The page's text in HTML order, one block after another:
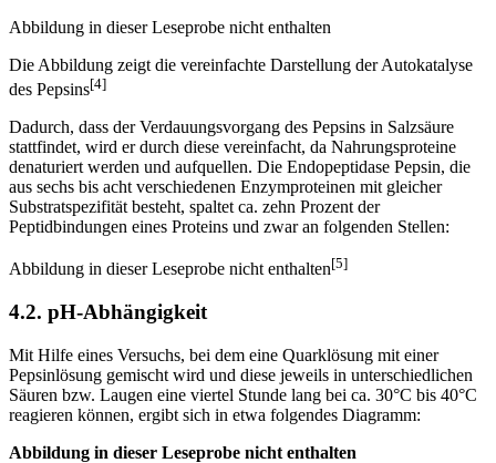
Abbildung in dieser Leseprobe nicht enthalten
Die Abbildung zeigt die vereinfachte Darstellung der Autokatalyse
des Pepsins[4]
Dadurch, dass der Verdauungsvorgang des Pepsins in Salzsäure
stattfindet, wird er durch diese vereinfacht, da Nahrungsproteine
denaturiert werden und aufquellen. Die Endopeptidase Pepsin, die
aus sechs bis acht verschiedenen Enzymproteinen mit gleicher
Substratspezifität besteht, spaltet ca. zehn Prozent der
Peptidbindungen eines Proteins und zwar an folgenden Stellen:
Abbildung in dieser Leseprobe nicht enthalten[5]
4.2. pH-Abhängigkeit
Mit Hilfe eines Versuchs, bei dem eine Quarklösung mit einer
Pepsinlösung gemischt wird und diese jeweils in unterschiedlichen
Säuren bzw. Laugen eine viertel Stunde lang bei ca. 30°C bis 40°C
reagieren können, ergibt sich in etwa folgendes Diagramm:
Abbildung in dieser Leseprobe nicht enthalten